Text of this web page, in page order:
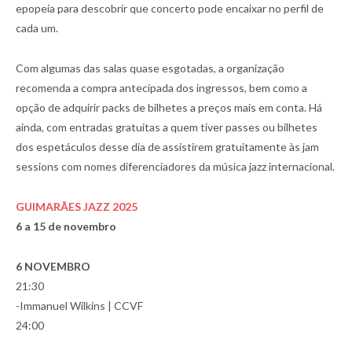
epopeia para descobrir que concerto pode encaixar no perfil de
cada um.
Com algumas das salas quase esgotadas, a organização
recomenda a compra antecipada dos ingressos, bem como a
opção de adquirir packs de bilhetes a preços mais em conta. Há
ainda, com entradas gratuitas a quem tiver passes ou bilhetes
dos espetáculos desse dia de assistirem gratuitamente às jam
sessions com nomes diferenciadores da música jazz internacional.
GUIMARÃES JAZZ 2025
6 a 15 de novembro
6 NOVEMBRO
21:30
-Immanuel Wilkins | CCVF
24:00